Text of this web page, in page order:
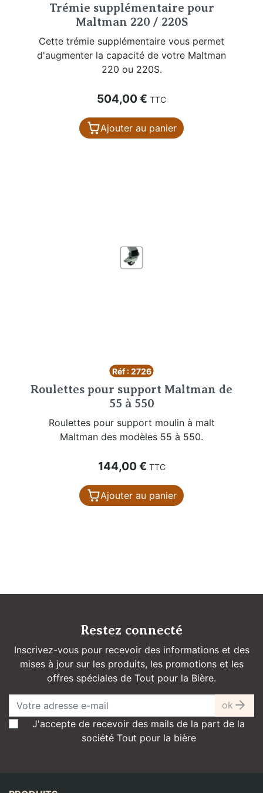
Trémie supplémentaire pour
Maltman 220 / 220S
Cette trémie supplémentaire vous permet
d'augmenter la capacité de votre Maltman
220 ou 220S.
Prix
504,00 € TTC
Ajouter au panier
Réf : 2726
Roulettes pour support Maltman de
55 à 550
Roulettes pour support moulin à malt
Maltman des modèles 55 à 550.
Prix
144,00 € TTC
Ajouter au panier
Restez connecté
Inscrivez-vous pour recevoir des informations et des
mises à jour sur les produits, les promotions et les
offres spéciales de Tout pour la Bière.
ok
J'accepte de recevoir des mails de la part de la
société Tout pour la bière